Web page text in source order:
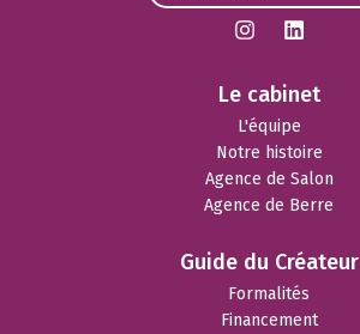
Le cabinet
L'équipe
Notre histoire
Agence de Salon
Agence de Berre
Guide du Créateur
Formalités
Financement